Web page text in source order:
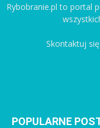
Rybobranie.pl to portal
Skontaktuj
POPULARNE